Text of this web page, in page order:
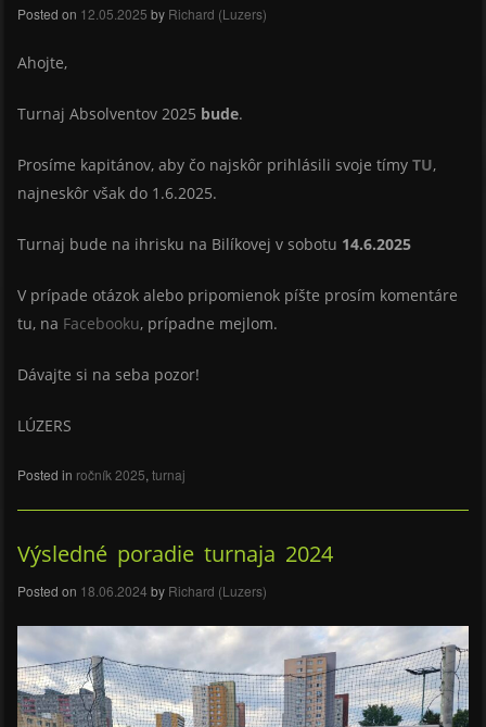
Posted on 12.05.2025 by Richard (Luzers)
Ahojte,
Turnaj Absolventov 2025 bude.
Prosíme kapitánov, aby čo najskôr prihlásili svoje tímy TU,
najneskôr však do 1.6.2025.
Turnaj bude na ihrisku na Bilíkovej v sobotu 14.6.2025
V prípade otázok alebo pripomienok píšte prosím komentáre
tu, na Facebooku, prípadne mejlom.
Dávajte si na seba pozor!
LÚZERS
Posted in ročník 2025, turnaj
Výsledné poradie turnaja 2024
Posted on 18.06.2024 by Richard (Luzers)